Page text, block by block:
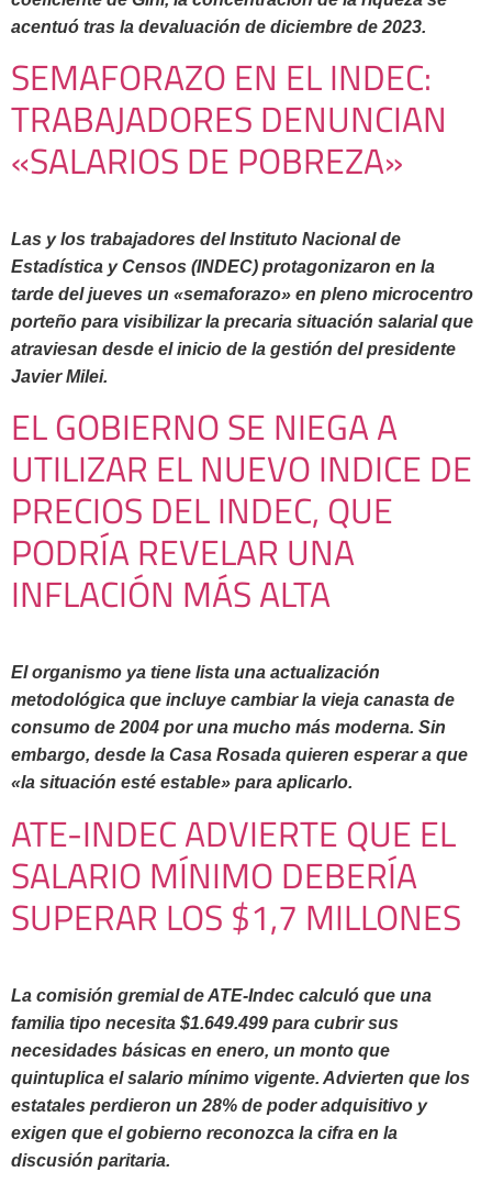
acentuó tras la devaluación de diciembre de 2023.
SEMAFORAZO EN EL INDEC:
TRABAJADORES DENUNCIAN
«SALARIOS DE POBREZA»
Las y los trabajadores del Instituto Nacional de
Estadística y Censos (INDEC) protagonizaron en la
tarde del jueves un «semaforazo» en pleno microcentro
porteño para visibilizar la precaria situación salarial que
atraviesan desde el inicio de la gestión del presidente
Javier Milei.
EL GOBIERNO SE NIEGA A
UTILIZAR EL NUEVO INDICE DE
PRECIOS DEL INDEC, QUE
PODRÍA REVELAR UNA
INFLACIÓN MÁS ALTA
El organismo ya tiene lista una actualización
metodológica que incluye cambiar la vieja canasta de
consumo de 2004 por una mucho más moderna. Sin
embargo, desde la Casa Rosada quieren esperar a que
«la situación esté estable» para aplicarlo.
ATE-INDEC ADVIERTE QUE EL
SALARIO MÍNIMO DEBERÍA
SUPERAR LOS $1,7 MILLONES
La comisión gremial de ATE-Indec calculó que una
familia tipo necesita $1.649.499 para cubrir sus
necesidades básicas en enero, un monto que
quintuplica el salario mínimo vigente. Advierten que los
estatales perdieron un 28% de poder adquisitivo y
exigen que el gobierno reconozca la cifra en la
discusión paritaria.